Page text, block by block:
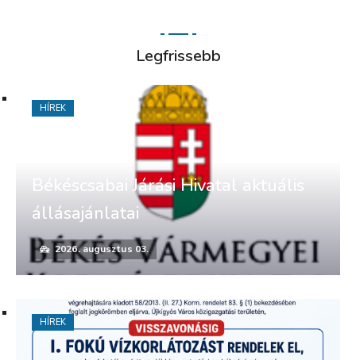
Legfrissebb
Békéscsabai Járási Hivatal aktuális
állásajánlatai
2026. augusztus 03.
HÍREK
HÍREK